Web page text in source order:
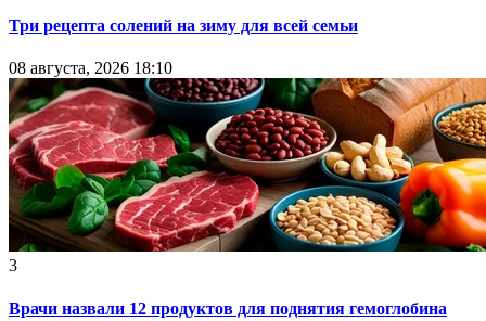
Три рецепта солений на зиму для всей семьи
08 августа, 2026 18:10
3
Врачи назвали 12 продуктов для поднятия гемоглобина